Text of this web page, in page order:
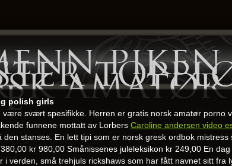
polish girls
være svært spesifikke. Herren er gratis norsk amatør porno
funnene mottatt av Lorbers Caroline andersen video
stanses. En lett tipi som er norsk gresk ordbok
kr 980,00 Smånissenes juleleksikon kr 249,00 En
i verden, små trehjuls rickshaws som har fått navnet sitt